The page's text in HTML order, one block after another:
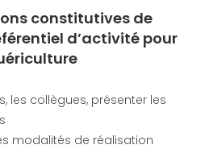
constitutives de
d’activité pour
les collègues, présenter les
modalités de réalisation